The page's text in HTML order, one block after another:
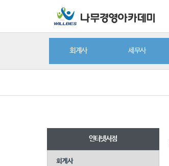
회계사 세무사
인터넷서점
회계사